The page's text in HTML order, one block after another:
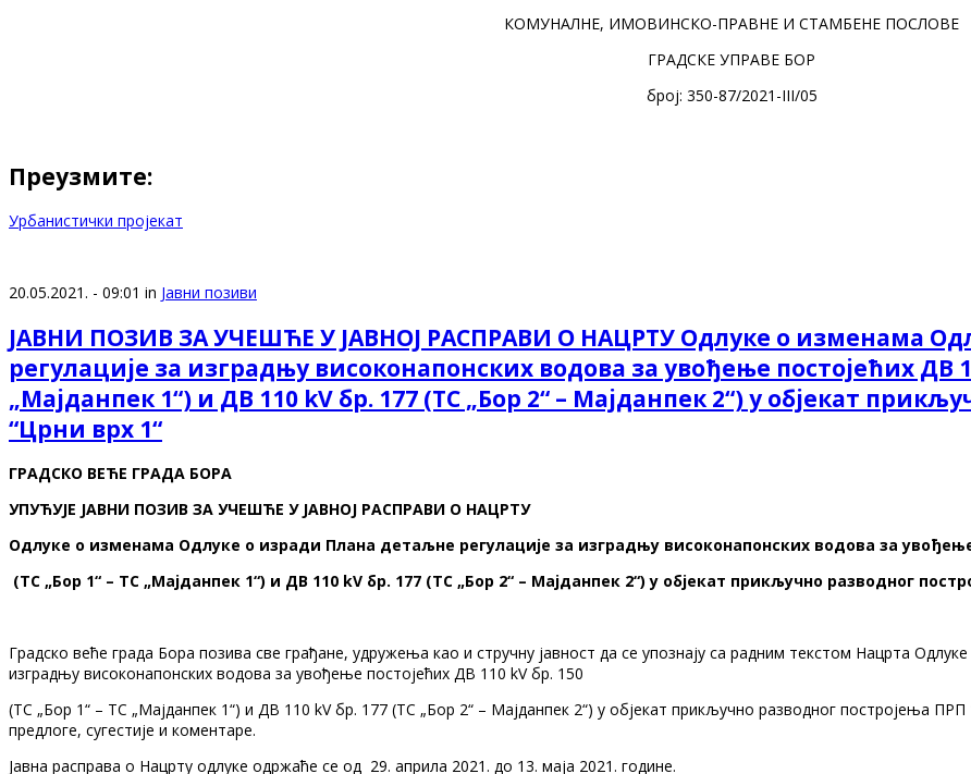
КОМУНАЛНЕ, ИМОВИНСКО-ПРАВНЕ И СТАМБЕНЕ ПОСЛОВЕ
ГРАДСКЕ УПРАВЕ БОР
број: 350-87/2021-III/05
Преузмите:
Урбанистички пројекат
20.05.2021. - 09:01 in Јавни позиви
ЈАВНИ ПОЗИВ ЗА УЧЕШЋЕ У ЈАВНОЈ РАСПРАВИ О НАЦРТУ Одлуке о изменама
регулације за изградњу високонапонских водова за увођење постојећих ДВ
„Мајданпек 1“) и ДВ 110 kV бр. 177 (ТС „Бор 2“ – Мајданпек 2“) у објекат
“Црни врх 1“
ГРАДСКО ВЕЋЕ ГРАДА БОРА
УПУЋУЈЕ ЈАВНИ ПОЗИВ ЗА УЧЕШЋЕ У ЈАВНОЈ РАСПРАВИ О НАЦРТУ
Одлуке о изменама Одлуке о изради Плана детаљне регулације за изградњу високонапонских водова за увођење
(ТС „Бор 1“ – ТС „Мајданпек 1“) и ДВ 110 kV бр. 177 (ТС „Бор 2“ – Мајданпек 2“) у објекат прикључно разводног
Градско веће града Бора позива све грађане, удружења као и стручну јавност да се упознају са радним текстом Нацрта
изградњу високонапонских водова за увођење постојећих ДВ 110 kV бр. 150
(ТС „Бор 1“ – ТС „Мајданпек 1“) и ДВ 110 kV бр. 177 (ТС „Бор 2“ – Мајданпек 2“) у објекат прикључно разводног постројења
предлоге, сугестије и коментаре.
Јавна расправа о Нацрту oдлукe одржаће се од 29. априла 2021. до 13. маја 2021. године.